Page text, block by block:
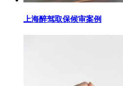
上海醉驾取保候审案例